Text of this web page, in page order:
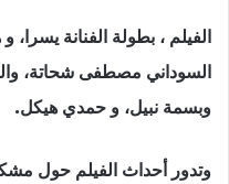
الفيلم ، بطولة الفنانة
السوداني مصطفى شحاتة،
وبسمة نبيل، و حمدي هيكل.
وتدور أحداث الفيلم حول